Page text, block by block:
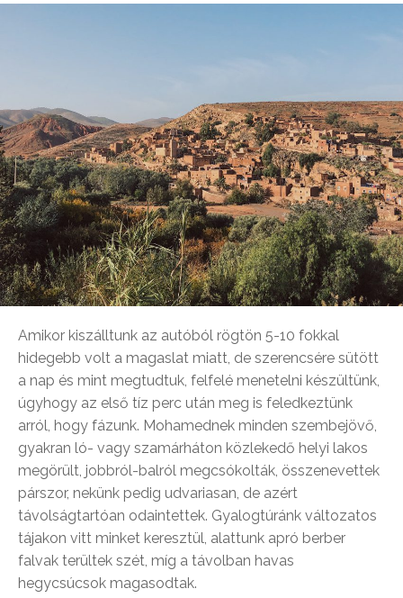
Amikor kiszálltunk az autóból rögtön 5-10 fokkal
hidegebb volt a magaslat miatt, de szerencsére sütött
a nap és mint megtudtuk, felfelé menetelni készültünk,
úgyhogy az első tíz perc után meg is feledkeztünk
arról, hogy fázunk. Mohamednek minden szembejövő,
gyakran ló- vagy szamárháton közlekedő helyi lakos
megörült, jobbról-balról megcsókolták, összenevettek
párszor, nekünk pedig udvariasan, de azért
távolságtartóan odaintettek. Gyalogtúránk változatos
tájakon vitt minket keresztül, alattunk apró berber
falvak terültek szét, míg a távolban havas
hegycsúcsok magasodtak.